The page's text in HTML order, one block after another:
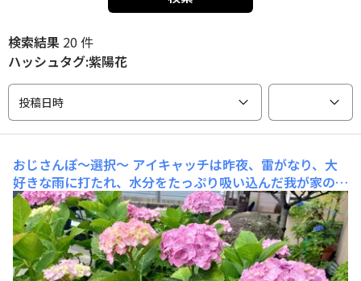
検索結果 20 件
ハッシュタグ:紫陽花
投稿日時
おじさんぽ〜選択〜 アイキャッチは昨夜、雷がなり、大
好きな雨に打たれ、水分をたっぷり吸い込んだ我が家の紫
陽花たちで〜す。で、先週末、娘っ子は人生２度目の進学
シーズンに突入しました。高校入学から進路への先生方の
指導もあり、１年生の時からオープンキャンパスに参加し
つつ、自分なりに進路を模索。三者面談をし、１校に絞
り、進路を